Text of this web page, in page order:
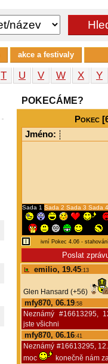
T U V W X Y
POKECÁME?
Pokec
Jméno:
Sada 1 Sada 2 Sada 3 Sada 4
emilio, 19.45:13
Glen Hansard (+56)
mfy870, 06.19:58
Neznámý #16613295,
jste všichni
mfy870, 06.16:41
Neznámý #16613295,
moc
konečně nám
akce a festivaly